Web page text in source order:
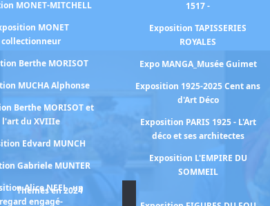
MONET-MITCHELL
MONET
collectionneur
Berthe MORISOT
MUCHA Alphonse
Berthe MORISOT et
l'art du XVIIIe
Edvard MUNCH
Gabriele MUNTER
Alice NEEL -un
regard engagé-
1517 -
Exposition TAPISSERIES
ROYALES
Expo MANGA_Musée Guimet
Exposition 1925-2025 Cent ans
d'Art Déco
Exposition PARIS 1925 - L'Art
déco et ses architectes
Exposition L'EMPIRE DU
SOMMEIL
Thèmes en 2024